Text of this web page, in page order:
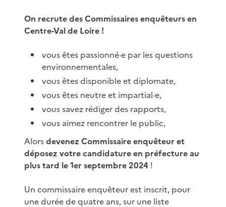
On recrute des Commissaires enquêteurs en
Centre-Val de Loire !
vous êtes passionné·e par les questions
environnementales,
vous êtes disponible et diplomate,
vous êtes neutre et impartial·e,
vous savez rédiger des rapports,
vous aimez rencontrer le public,
Alorsdevenez Commissaire enquêteur et
déposez votre candidature en préfecture au
plus tard le 1er septembre 2024 !
Un commissaire enquêteur est inscrit, pour
une durée de quatre ans, sur une liste